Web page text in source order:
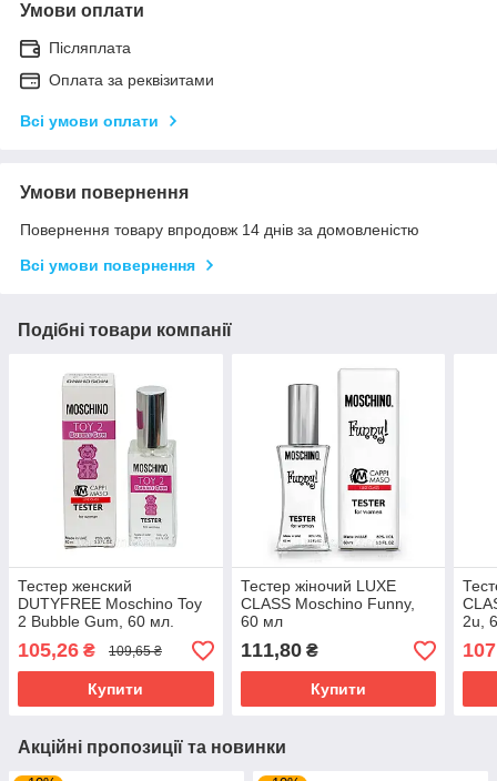
Умови оплати
Післяплата
Оплата за реквізитами
Всі умови оплати
Умови повернення
Повернення товару впродовж 14 днів за домовленістю
Всі умови повернення
Подібні товари компанії
Тестер женский
DUTYFREE Moschino Toy
2 Bubble Gum, 60 мл.
105,26 ₴ 109,65 ₴
Купити
Тестер жіночий LUXE
CLASS Moschino Funny,
60 мл
111,80₴
Купити
2u,
Акційні пропозиції та новинки